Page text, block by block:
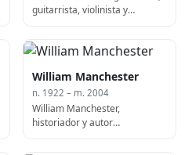
guitarrista, violinista y
William Manchester
n. 1922 – m. 2004
William Manchester,
historiador y autor